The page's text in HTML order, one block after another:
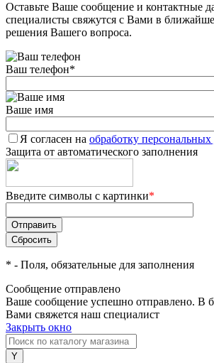
Оставьте Ваше сообщение и контактные
специалисты свяжутся с Вами в
решения Вашего вопроса.
Ваш телефон*
Ваше имя
Я согласен на обработку
Защита от автоматического заполнения
Введите символы с картинки*
* - Поля, обязательные для заполнения
Сообщение отправлено
Ваше сообщение успешно отправлено. В
Вами свяжется наш специалист
Закрыть окно